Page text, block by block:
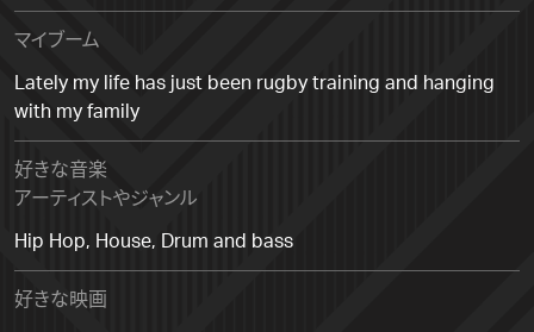
マイブーム
Lately my life has just been rugby training and hanging
with my family
好きな音楽
アーティストやジャンル
Hip Hop, House, Drum and bass
好きな映画